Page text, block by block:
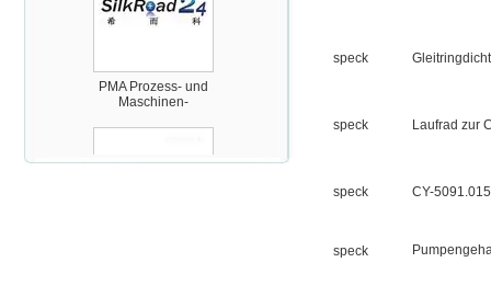
Maschinen-
Automation GmbH
speck
speck Laufrad zur
speck CY-
speck